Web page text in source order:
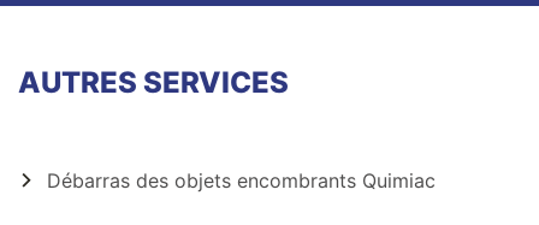
AUTRES SERVICES
Débarras des objets encombrants Quimiac